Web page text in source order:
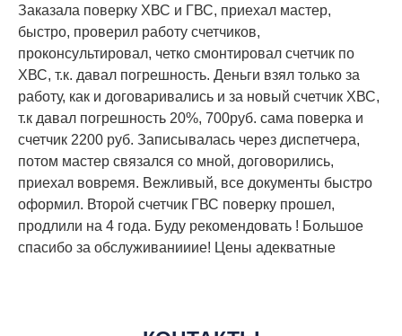
Заказала поверку ХВС и ГВС, приехал мастер,
быстро, проверил работу счетчиков,
проконсультировал, четко смонтировал счетчик по
ХВС, т.к. давал погрешность. Деньги взял только за
работу, как и договаривались и за новый счетчик ХВС,
т.к давал погрешность 20%, 700руб. сама поверка и
счетчик 2200 руб. Записывалась через диспетчера,
потом мастер связался со мной, договорились,
приехал вовремя. Вежливый, все документы быстро
оформил. Второй счетчик ГВС поверку прошел,
продлили на 4 года. Буду рекомендовать ! Большое
спасибо за обслуживанииие! Цены адекватные